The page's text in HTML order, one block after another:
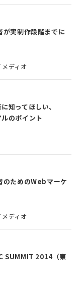
実制作段階までに
ディオ
知ってほしい、
のポイント
ためのWebマーケ
ディオ
SUMMIT 2014（東